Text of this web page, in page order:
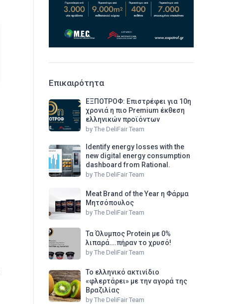
Επικαιρότητα
ΕΞΠΟΤΡΟΦ: Επιστρέφει για 10η
χρονιά η πιο Premium έκθεση
ελληνικών προϊόντων
by The DeliFair Team
Identify energy losses with the
new digital energy consumption
dashboard from Rational.
by The DeliFair Team
Meat Brand of the Year η Φάρμα
Μητσόπουλος
by The DeliFair Team
Τα Όλυμπος Protein με 0%
λιπαρά….πήραν το χρυσό!
by The DeliFair Team
Το ελληνικό ακτινίδιο
«φλερτάρει» με την αγορά της
Βραζιλίας
by The DeliFair Team